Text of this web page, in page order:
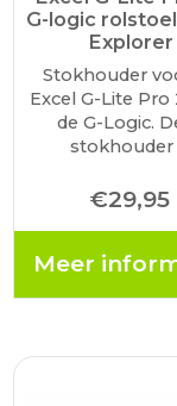
G-logic
Explorer
Stokhouder
Excel G-Lite Pro
de G-Logic.
stokhouder
op de rolstoel
ervoor dat u
een
€29,95
Meer